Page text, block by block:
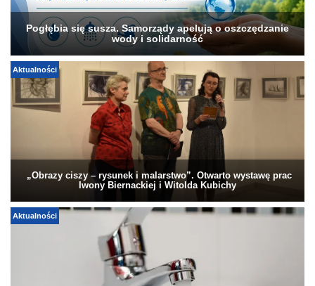
Pogłębia się susza. Samorządy apelują o oszczędzanie
wody i solidarność
Aktualności
„Obrazy ciszy – rysunek i malarstwo”. Otwarto wystawę prac
Iwony Biernackiej i Witolda Kubichy
Aktualności